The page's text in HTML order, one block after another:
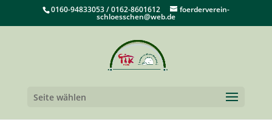
0160-94833053 / 0162-8601612 foerderverein-
schloesschen@web.de
Seite wählen